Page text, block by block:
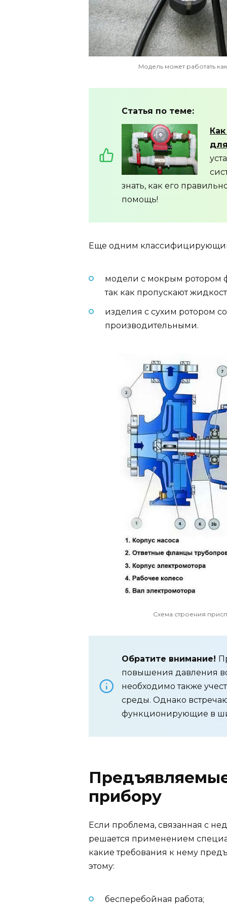
Модель может работать
Статья по теме:
знать, как его
помощь!
Еще одним
модели с мокрым ротором
так как пропускают
изделия с сухим ротором
производительными.
Схема строения
Обратите внимание!
повышения давления
необходимо также
среды. Однако
функционирующие в
прибору
Если проблема, связанная с
решается применением
какие требования к нему
этому:
бесперебойная работа;